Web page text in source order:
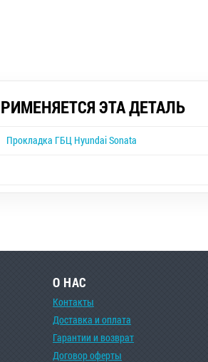
ЭТА ДЕТАЛЬ
Прокладка ГБЦ Hyundai Sonata
О НАС
Контакты
Доставка и оплата
Гарантии и возврат
Договор оферты